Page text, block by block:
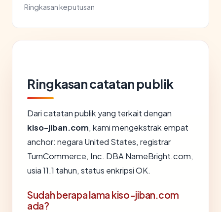
Ringkasan keputusan
Ringkasan catatan publik
Dari catatan publik yang terkait dengan
kiso-jiban.com, kami mengekstrak empat
anchor: negara United States, registrar
TurnCommerce, Inc. DBA NameBright.com,
usia 11.1 tahun, status enkripsi OK.
Sudah berapa lama kiso-jiban.com
ada?